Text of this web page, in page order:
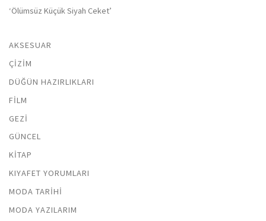
‘Ölümsüz Küçük Siyah Ceket’
AKSESUAR
ÇIZIM
DÜĞÜN HAZIRLIKLARI
FILM
GEZI
GÜNCEL
KITAP
KIYAFET YORUMLARI
MODA TARIHI
MODA YAZILARIM